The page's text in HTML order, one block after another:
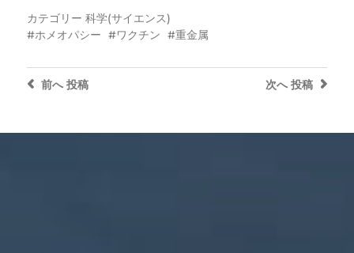
カテゴリー 科学(サイエンス)
ホメオパシー
ワクチン 重金属
次へ 投稿
前へ投稿